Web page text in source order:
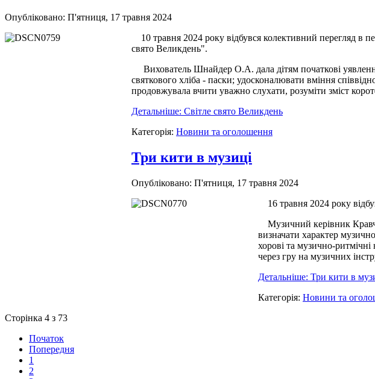
Опубліковано: П'ятниця, 17 травня 2024
10 травня 2024 року відбувся колективний перегляд
свято Великдень".
Вихователь Шнайдер О.А. дала дітям початкові
святкового хліба - паски; удосконалювати вміння
продовжувала вчити уважно слухати, розуміти зміст
Детальніше: Cвітле свято Великдень
Категорія: Новини та оголошення
Три кити в музиці
Опубліковано: П'ятниця, 17 травня 2024
16 травня 2024 року
Музичний керівник
визначати характер
хорові та музично-
через гру на музичних
Детальніше: Три кити в
Категорія: Новини та
Сторінка 4 з 73
Початок
Попередня
1
2